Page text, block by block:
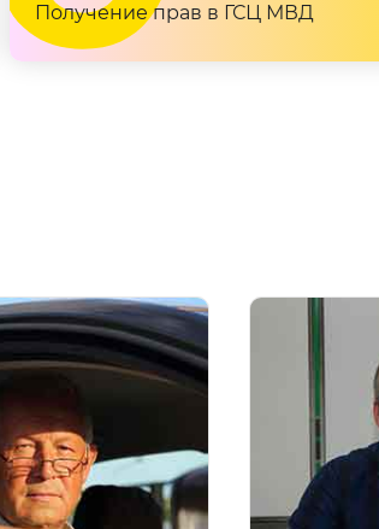
Получение прав в ГСЦ МВД